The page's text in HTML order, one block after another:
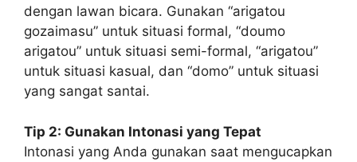
dengan lawan bicara. Gunakan “arigatou
gozaimasu” untuk situasi formal, “doumo
arigatou” untuk situasi semi-formal, “arigatou”
untuk situasi kasual, dan “domo” untuk situasi
yang sangat santai.
Tip 2: Gunakan Intonasi yang Tepat
Intonasi yang Anda gunakan saat mengucapkan